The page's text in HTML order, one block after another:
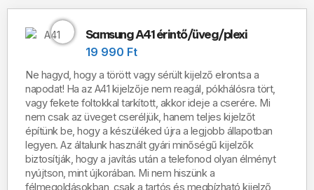
Samsung A41 érintő/üveg/plexi
19 990 Ft
Ne hagyd, hogy a törött vagy sérült kijelző elrontsa a
napodat! Ha az A41 kijelzője nem reagál, pókhálósra tört,
vagy fekete foltokkal tarkított, akkor ideje a cserére. Mi
nem csak az üveget cseréljük, hanem teljes kijelzőt
építünk be, hogy a készüléked újra a legjobb állapotban
legyen. Az általunk használt gyári minőségű kijelzők
biztosítják, hogy a javítás után a telefonod olyan élményt
nyújtson, mint újkorában. Mi nem hiszünk a
félmegoldásokban, csak a tartós és megbízható kijelző